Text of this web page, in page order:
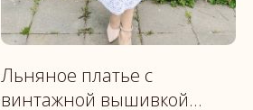
Льняное платье с
винтажной вышивкой